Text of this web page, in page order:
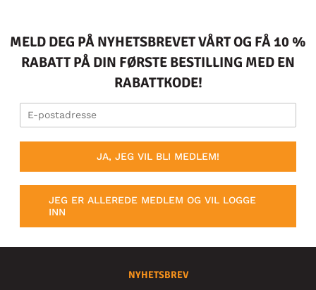
MELD DEG PÅ NYHETSBREVET VÅRT OG FÅ 10 %
RABATT PÅ DIN FØRSTE BESTILLING MED EN
RABATTKODE!
JA, JEG VIL BLI MEDLEM!
JEG ER ALLEREDE MEDLEM OG VIL LOGGE
INN
NYHETSBREV